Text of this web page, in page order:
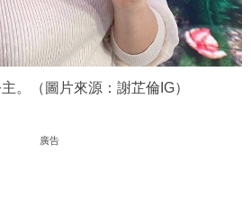
。（圖片來源：謝芷倫IG）
廣告